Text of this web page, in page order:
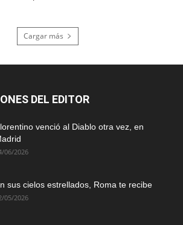
Cargar más
DEL EDITOR
venció al Diablo otra vez, en
06/2026
sus cielos estrellados, Roma te recibe
05/2026